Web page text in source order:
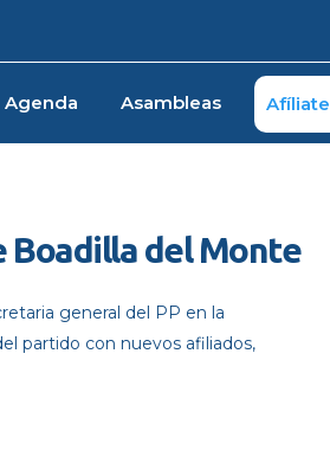
Agenda Asambleas Afíliate
Boadilla del Monte
general del PP en la
partido con nuevos afiliados,